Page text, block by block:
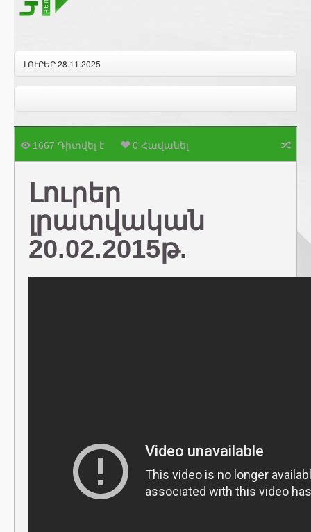
ԼՈՒՐԵՐ 28.11.2025
1667 Դիտվել է 0 Հավանել
Լուրեր
լրատվական
20.02.2015թ.